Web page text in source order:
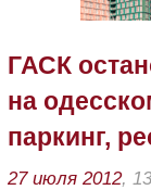
ГАСК
на
паркинг,
27 июля 2012,